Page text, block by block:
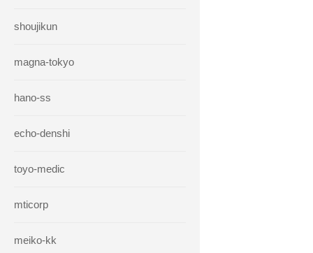
shoujikun
magna-tokyo
hano-ss
echo-denshi
toyo-medic
mticorp
meiko-kk